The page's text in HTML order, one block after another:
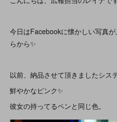
今日はFacebookに懐かしい写真
らから✨
以前、納品させて頂きましたシス
鮮やかなピンク✨
彼女の持ってるペンと同じ色。